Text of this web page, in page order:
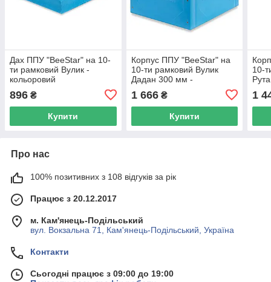
Дах ППУ "BeeStar" на 10-
ти рамковий Вулик -
кольоровий
896 ₴
Купити
Корпус ППУ "BeeStar" на
10-ти рамковий Вулик
Дадан 300 мм -
1 666₴
Купити
10-
1
Про нас
100% позитивних з 108 відгуків за рік
Працює з 20.12.2017
м. Кам'янець-Подільський
вул. Вокзальна 71, Кам'янець-Подільський, Україна
Контакти
Сьогодні працює з 09:00 до 19:00